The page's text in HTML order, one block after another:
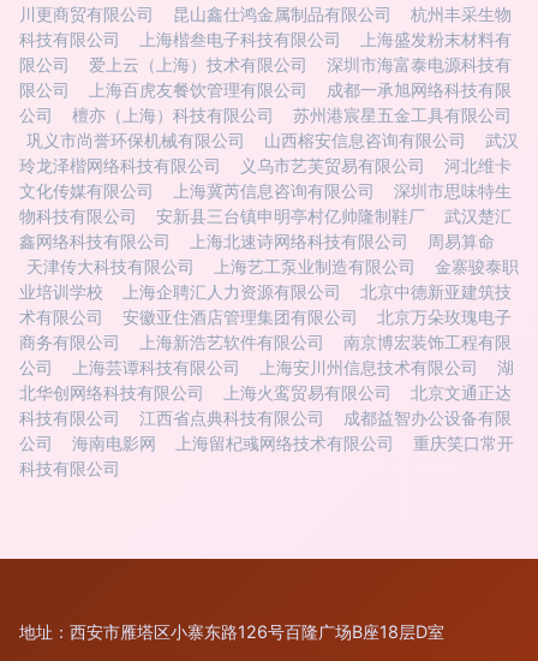
川更商贸有限公司
昆山鑫仕鸿金属制品有限公司
杭州丰采生物
科技有限公司
上海楷叁电子科技有限公司
上海盛发粉末材料有
限公司
爱上云（上海）技术有限公司
深圳市海富泰电源科技有
限公司
上海百虎友餐饮管理有限公司
成都一承旭网络科技有限
公司
檀亦（上海）科技有限公司
苏州港宸星五金工具有限公司
巩义市尚誉环保机械有限公司
山西榕安信息咨询有限公司
武汉
玲龙泽楷网络科技有限公司
义乌市艺芙贸易有限公司
河北维卡
文化传媒有限公司
上海冀芮信息咨询有限公司
深圳市思味特生
物科技有限公司
安新县三台镇申明亭村亿帅隆制鞋厂
武汉楚汇
鑫网络科技有限公司
上海北速诗网络科技有限公司
周易算命
天津传大科技有限公司
上海艺工泵业制造有限公司
金寨骏泰职
业培训学校
上海企聘汇人力资源有限公司
北京中德新亚建筑技
术有限公司
安徽亚住酒店管理集团有限公司
北京万朵玫瑰电子
商务有限公司
上海新浩艺软件有限公司
南京博宏装饰工程有限
公司
上海芸谭科技有限公司 上海安川州信息技术有限公司
湖
北华创网络科技有限公司
上海火鸾贸易有限公司
北京文通正达
科技有限公司
江西省点典科技有限公司
成都益智办公设备有限
公司
海南电影网 上海留杞彧网络技术有限公司
重庆笑口常开
科技有限公司
地址：西安市雁塔区小寨东路126号百隆广场B座18层D室